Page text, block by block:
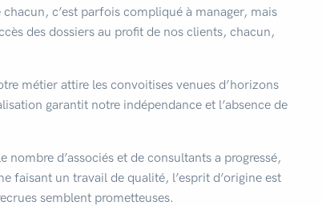
c’est parfois compliqué à manager, mais
des dossiers au profit de nos clients, chacun,
métier attire les convoitises venues d’horizons
garantit notre indépendance et l’absence de
d’associés et de consultants a progressé,
faisant un travail de qualité, l’esprit d’origine est
semblent prometteuses.